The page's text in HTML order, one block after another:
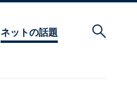
ネットの話題